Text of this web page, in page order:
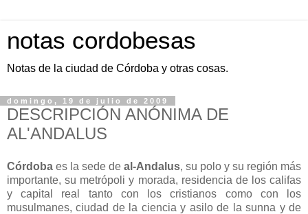
notas cordobesas
Notas de la ciudad de Córdoba y otras cosas.
domingo, 19 de julio de 2009
DESCRIPCIÓN ANÓNIMA DE
AL'ANDALUS
Córdoba es la sede de al-Andalus, su polo y su región más
importante, su metrópoli y morada, residencia de los califas
y capital real tanto con los cristianos como con los
musulmanes, ciudad de la ciencia y asilo de la sunna y de